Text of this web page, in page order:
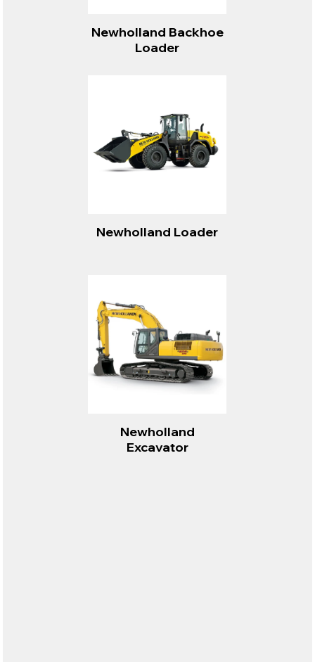
Newholland Backhoe
Loader
Newholland Loader
Newholland
Excavator